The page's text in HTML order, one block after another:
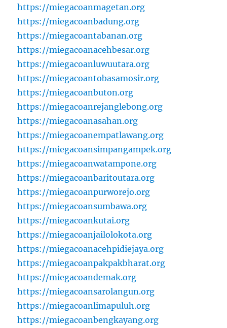
https://miegacoanmagetan.org
https://miegacoanbadung.org
https://miegacoantabanan.org
https://miegacoanacehbesar.org
https://miegacoanluwuutara.org
https://miegacoantobasamosir.org
https://miegacoanbuton.org
https://miegacoanrejanglebong.org
https://miegacoanasahan.org
https://miegacoanempatlawang.org
https://miegacoansimpangampek.org
https://miegacoanwatampone.org
https://miegacoanbaritoutara.org
https://miegacoanpurworejo.org
https://miegacoansumbawa.org
https://miegacoankutai.org
https://miegacoanjailolokota.org
https://miegacoanacehpidiejaya.org
https://miegacoanpakpakbharat.org
https://miegacoandemak.org
https://miegacoansarolangun.org
https://miegacoanlimapuluh.org
https://miegacoanbengkayang.org